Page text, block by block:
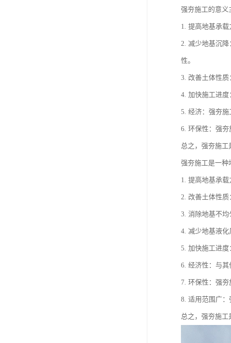
强夯施工的意义
1. 提高地基承
2. 减少地基沉
性。
3. 改善土体性质
4. 加快施工进度
5. 经济：强夯
6. 环保性：强夯
总之，强夯施工
强夯施工是一种
1. 提高地基承
2. 改善土体性质
3. 消除地基不均
4. 减少地基液化
5. 加快施工进度
6. 经济性：与其
7. 环保性：强夯
8. 适用范围广：
总之，强夯施工